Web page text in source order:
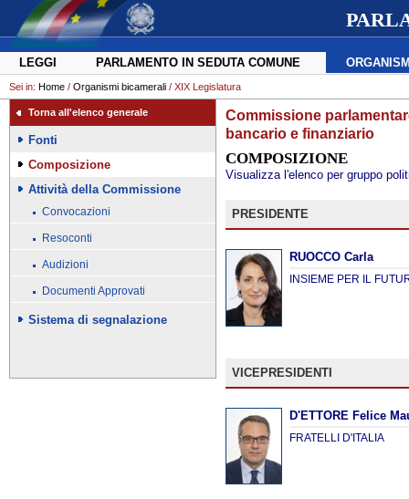
LEGGI PARLAMENTO IN SEDUTA COMUNE
Sei in: Home / Organismi bicamerali / XIX Legislatura
Torna all'elenco generale
Fonti
Composizione
Attività della Commissione
Convocazioni
Resoconti
Audizioni
Documenti Approvati
Sistema di segnalazione
Commissione
bancario e finanziario
COMPOSIZIONE
Visualizza l'elenco per gruppo
PRESIDENTE
RUOCCO Carla
INSIEME PER IL
VICEPRESIDENTI
D'ETTORE Felice
FRATELLI D'ITALIA